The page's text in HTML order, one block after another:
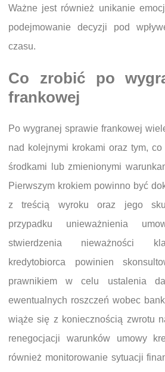
Ważne jest również unikanie
podejmowanie decyzji pod
czasu.
Co zrobić po
frankowej
Po wygranej sprawie frankowej
nad kolejnymi krokami oraz tym,
środkami lub zmienionymi
Pierwszym krokiem powinno być
z treścią wyroku oraz jego
przypadku unieważnienia
stwierdzenia nieważności
kredytobiorca powinien
prawnikiem w celu ustalenia
ewentualnych roszczeń wobec
wiąże się z koniecznością zwrotu
renegocjacji warunków umowy
również monitorowanie sytuacji